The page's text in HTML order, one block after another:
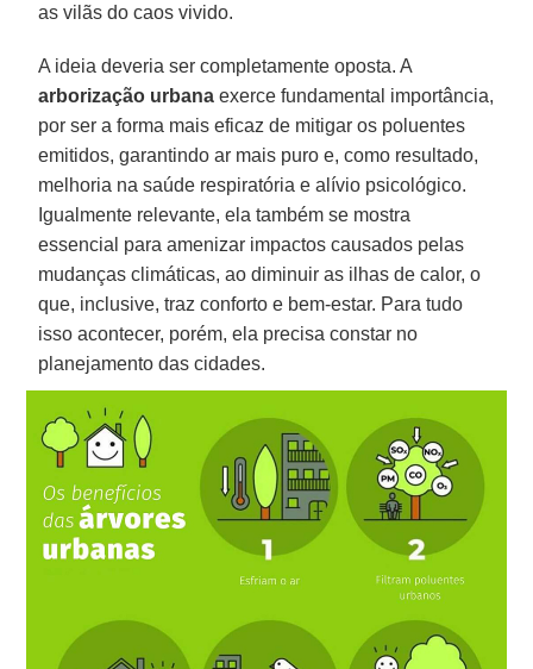
as vilãs do caos vivido.
A ideia deveria ser completamente oposta. A
arborização urbana exerce fundamental importância,
por ser a forma mais eficaz de mitigar os poluentes
emitidos, garantindo ar mais puro e, como resultado,
melhoria na saúde respiratória e alívio psicológico.
Igualmente relevante, ela também se mostra
essencial para amenizar impactos causados pelas
mudanças climáticas, ao diminuir as ilhas de calor, o
que, inclusive, traz conforto e bem-estar. Para tudo
isso acontecer, porém, ela precisa constar no
planejamento das cidades.